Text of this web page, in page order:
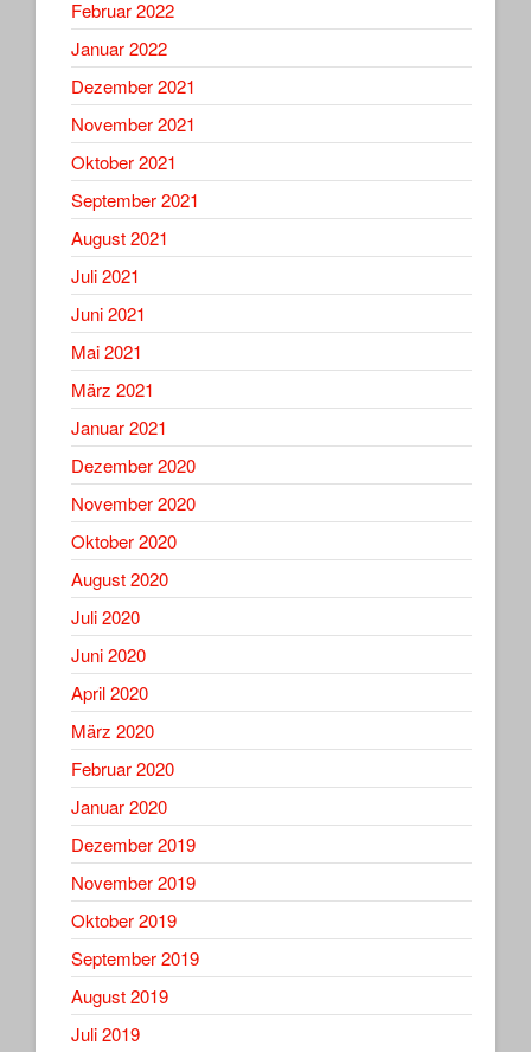
Februar 2022
Januar 2022
Dezember 2021
November 2021
Oktober 2021
September 2021
August 2021
Juli 2021
Juni 2021
Mai 2021
März 2021
Januar 2021
Dezember 2020
November 2020
Oktober 2020
August 2020
Juli 2020
Juni 2020
April 2020
März 2020
Februar 2020
Januar 2020
Dezember 2019
November 2019
Oktober 2019
September 2019
August 2019
Juli 2019